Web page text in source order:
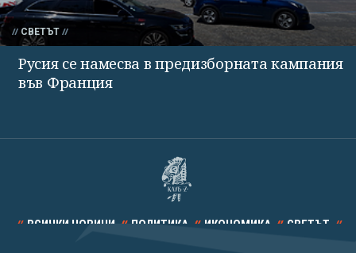
СВЕТЪТ
Русия се намесва в предизборната кампания
във Франция
ВСИЧКИ НОВИНИ ПОЛИТИКА ИКОНОМИКА СВЕТЪТ